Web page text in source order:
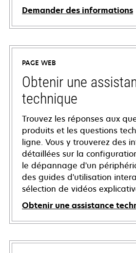
Demander des informations
PAGE WEB
Obtenir une
technique
Trouvez les réponses aux
produits et les questions
ligne. Vous y trouverez des
détaillées sur la
le dépannage d'un
des guides d'utilisation
sélection de vidéos
Obtenir une assistance
s’ouvre
dans